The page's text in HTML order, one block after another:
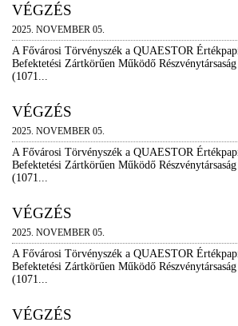
VÉGZÉS
2025. NOVEMBER 05.
A Fővárosi Törvényszék a QUAESTOR
Befektetési Zártkörűen Működő
(1071...
VÉGZÉS
2025. NOVEMBER 05.
A Fővárosi Törvényszék a QUAESTOR
Befektetési Zártkörűen Működő
(1071...
VÉGZÉS
2025. NOVEMBER 05.
A Fővárosi Törvényszék a QUAESTOR
Befektetési Zártkörűen Működő
(1071...
VÉGZÉS